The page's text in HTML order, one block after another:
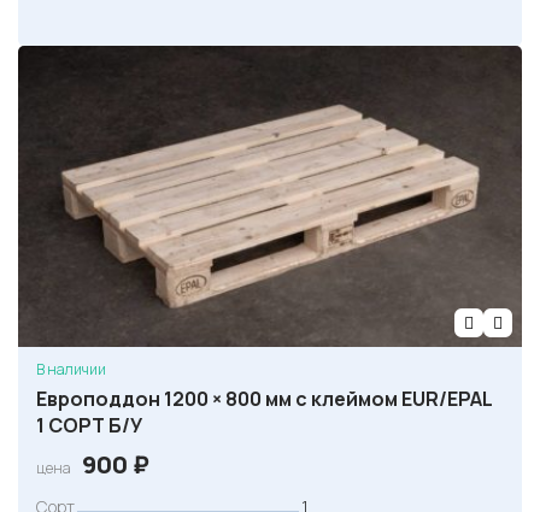
В наличии
Европоддон 1200 × 800 мм с клеймом EUR/EPAL
1 СОРТ Б/У
цена 900 ₽
Сорт
1